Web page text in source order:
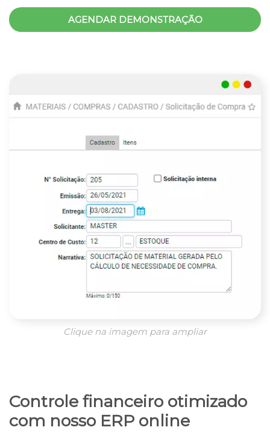
AGENDAR DEMONSTRAÇÃO
Clique na imagem para ampliar
Controle financeiro otimizado
com nosso ERP online